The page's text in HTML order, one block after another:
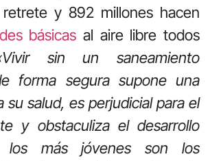
y 892 millones hacen
básicasal aire libre todos
sin un saneamiento
forma segura supone una
su salud, es perjudicial para el
y obstaculiza el desarrollo
los más jóvenes son los